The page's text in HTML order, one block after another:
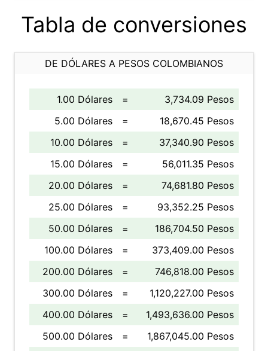
Tabla de conversiones
DE DÓLARES A PESOS COLOMBIANOS
1.00 Dólares =
3,734.09 Pesos
5.00 Dólares
=
18,670.45 Pesos
10.00 Dólares
=
37,340.90 Pesos
15.00 Dólares
=
56,011.35 Pesos
20.00 Dólares
=
74,681.80 Pesos
25.00 Dólares
=
93,352.25 Pesos
50.00 Dólares
=
186,704.50 Pesos
100.00 Dólares
=
373,409.00 Pesos
200.00 Dólares
=
746,818.00 Pesos
300.00 Dólares
=
1,120,227.00 Pesos
400.00 Dólares
=
1,493,636.00 Pesos
500.00 Dólares
=
1,867,045.00 Pesos